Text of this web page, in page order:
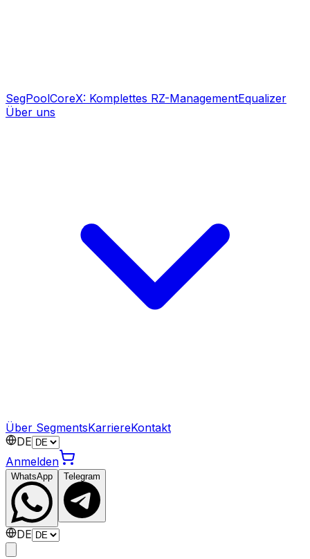
SegPoolCoreX: Komplettes RZ-ManagementEqualizer
Über uns
Über SegmentsKarriereKontakt
DE
Anmelden
WhatsApp Telegram
DE